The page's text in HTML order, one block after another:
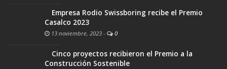
Empresa Rodio Swissboring recibe el Premio
Casalco 2023
13 noviembre, 2023 - 0
Cinco proyectos recibieron el Premio a la
Construcción Sostenible